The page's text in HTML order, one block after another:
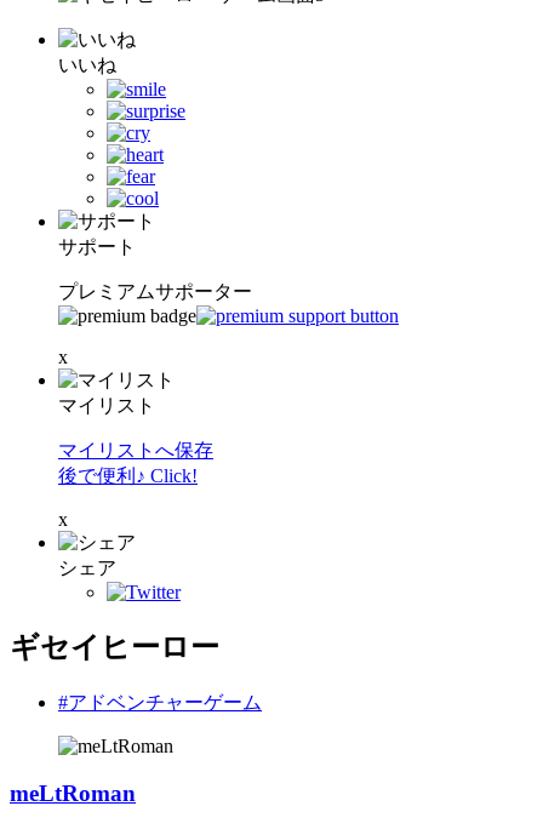
いいね
サポート
プレミアムサポーター
x
マイリスト
マイリストへ保存
後で便利♪ Click!
x
シェア
ギセイヒーロー
#アドベンチャーゲーム
meLtRoman